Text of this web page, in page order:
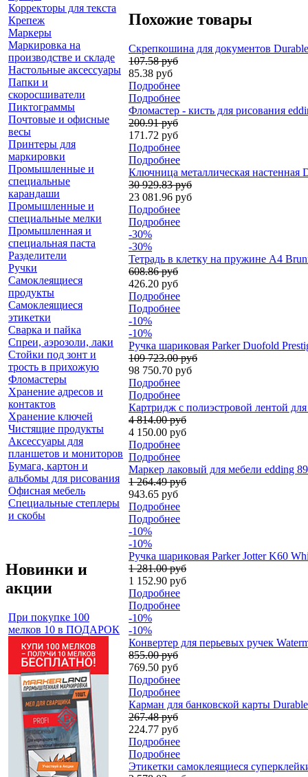
Корректоры для текста
Крепеж
Маркеры
Маркировка на
производстве и складе
Настольные аксессуары
Папки и
скоросшиватели
Пиктограммы
Почтовые и офисные
весы
Принтеры для
маркировки
Промышленные и
специальные
карандаши
Промышленные и
специальные мелки
Промышленная и
специальная паста
Разделители
Ручки
Самоклеящиеся
продукты
Самоклеящиеся
этикетки
Сварка и пайка
Спреи, аэрозоли, лаки
Стойки под зонт и
трость в прихожую
Фломастеры
Хранение адресов и
контактов
Хранение ключей
Чистящие продукты
Аксессуары для
планшетов и мониторов
Бумага, картон и
альбомы для рисования
Офисная мебель
Специальные степлеры
и скобы
Новинки и
акции
При покупке 100
мелков 10 в ПОДАРОК
Похожие товары
Скрепкошина для документов
107.58 руб
85.38 руб
Подробнее
Подробнее
Фломастер - кисть для рисования
200.91 руб
171.72 руб
Подробнее
Подробнее
Ключница металлическая настенная
30 929.83 руб
23 081.96 руб
Подробнее
Подробнее
-30%
-30%
Тетрадь в клетку на пружине А4
608.86 руб
426.20 руб
Подробнее
Подробнее
-10%
-10%
Ручка шариковая Parker Duofold
109 723.00 руб
98 750.70 руб
Подробнее
Подробнее
Картридж c полиэстровой лентой
4 814.00 руб
4 150.00 руб
Подробнее
Подробнее
Маркер лаковый для мебели edding
1 264.49 руб
943.65 руб
Подробнее
Подробнее
-10%
-10%
Ручка шариковая Parker Jotter K60
1 281.00 руб
1 152.90 руб
Подробнее
Подробнее
-10%
-10%
Конвертер для перьевых ручек
855.00 руб
769.50 руб
Подробнее
Подробнее
Карман для банковской карты
267.48 руб
224.77 руб
Подробнее
Подробнее
Этикетки самоклеящиеся